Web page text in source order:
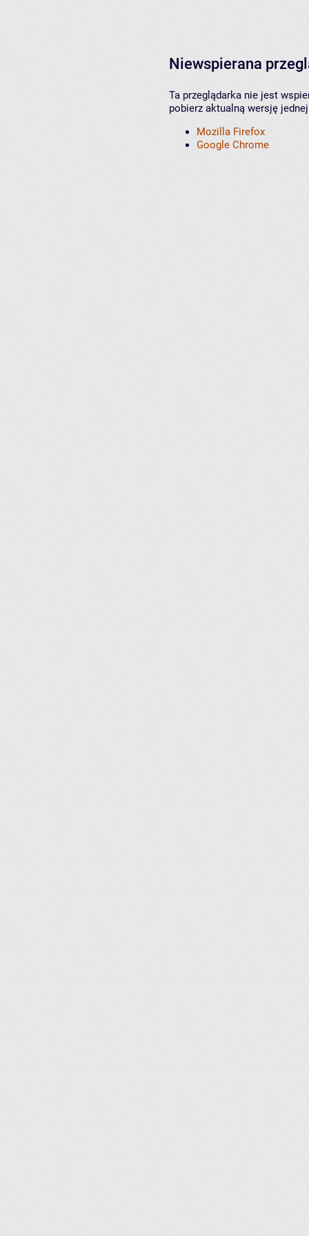
Niewspierana
Ta przeglądarka nie jest
pobierz aktualną wersję
Mozilla Firefox
Google Chrome